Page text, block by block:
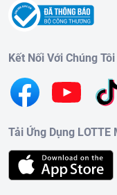
Kết Nối Với Chúng Tôi
Tải Ứng Dụng LOTTE